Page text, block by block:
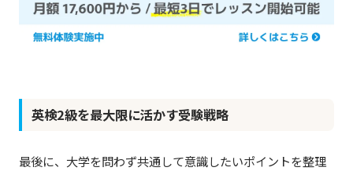
英検2級を最大限に活かす受験戦略
最後に、大学を問わず共通して意識したいポイントを整理